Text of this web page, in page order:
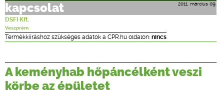
CPR TERMÉKKIÍRÁS
ÉPÍTÉSI JOG
ONLINE KÉPZÉSEK
TERVEZÉSI SEGÉDLETEK
2011. március 09.
kapcsolat
DSFI Kft.
Veszprém
Termékkiíráshoz szükséges adatok a CPR.hu oldalon: nincs
A keményhab hőpáncélként veszi
körbe az épületet